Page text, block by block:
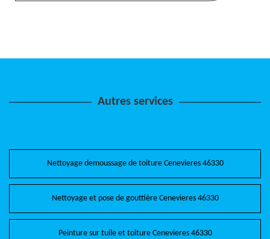
Autres services
Nettoyage demoussage de toiture Cenevieres 46330
Nettoyage et pose de gouttière Cenevieres 46330
Peinture sur tuile et toiture Cenevieres 46330